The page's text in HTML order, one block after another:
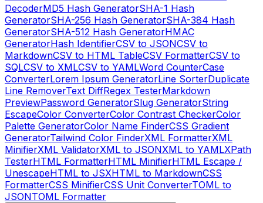
DecoderMD5 Hash GeneratorSHA-1 Hash
GeneratorSHA-256 Hash GeneratorSHA-384 Hash
GeneratorSHA-512 Hash GeneratorHMAC
GeneratorHash IdentifierCSV to JSONCSV to
MarkdownCSV to HTML TableCSV FormatterCSV to
SQLCSV to XMLCSV to YAMLWord CounterCase
ConverterLorem Ipsum GeneratorLine SorterDuplicate
Line RemoverText DiffRegex TesterMarkdown
PreviewPassword GeneratorSlug GeneratorString
EscapeColor ConverterColor Contrast CheckerColor
Palette GeneratorColor Name FinderCSS Gradient
GeneratorTailwind Color FinderXML FormatterXML
MinifierXML ValidatorXML to JSONXML to YAMLXPath
TesterHTML FormatterHTML MinifierHTML Escape /
UnescapeHTML to JSXHTML to MarkdownCSS
FormatterCSS MinifierCSS Unit ConverterTOML to
JSONTOML Formatter